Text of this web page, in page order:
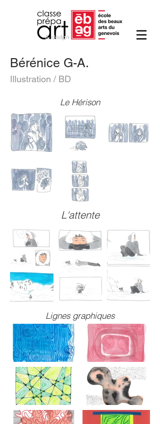
Bérénice G-A.
Illustration / BD
Le Hérison
L'attente
Lignes graphiques